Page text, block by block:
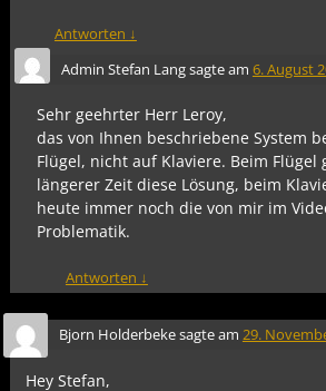
Antworten ↓
Admin Stefan Langsagte am 6. August
Sehr geehrter Herr Leroy,
das von Ihnen beschriebene System
Flügel, nicht auf Klaviere. Beim Flügel
längerer Zeit diese Lösung, beim
heute immer noch die von mir im
Problematik.
Antworten ↓
Bjorn Holderbekesagte am 29.
Hey Stefan,